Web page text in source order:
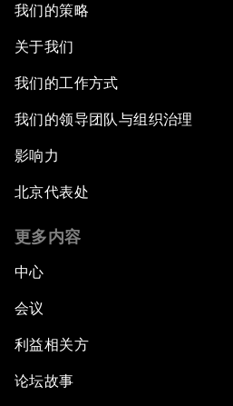
我们的策略
关于我们
我们的工作方式
我们的领导团队与组织治理
影响力
北京代表处
更多内容
中心
会议
利益相关方
论坛故事